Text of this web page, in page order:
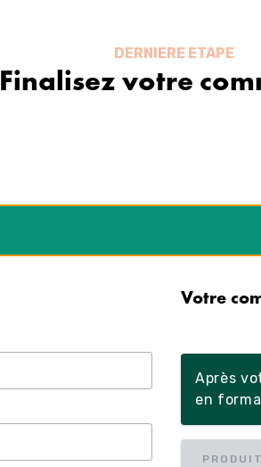
DERNIERE ETAPE
Finalisez votre
Votre
Après
en
PRODUIT